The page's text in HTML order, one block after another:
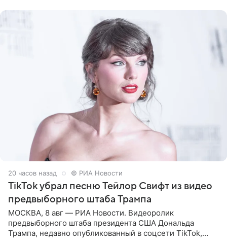
20 часов назад © РИА Новости
TikTok убрал песню Тейлор Свифт из видео
предвыборного штаба Трампа
МОСКВА, 8 авг — РИА Новости. Видеоролик
предвыборного штаба президента США Дональда
Трампа, недавно опубликованный в соцсети TikTok,